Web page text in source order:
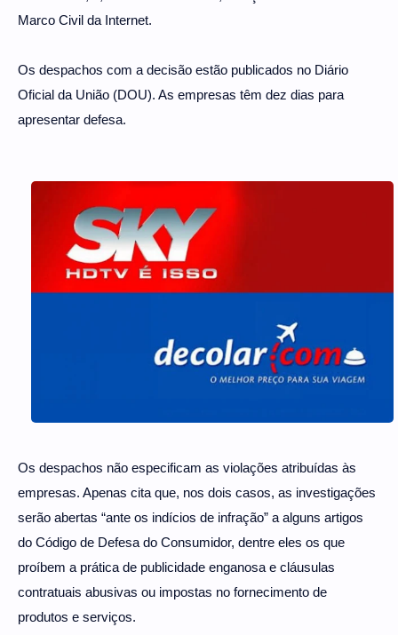
Marco Civil da Internet.
Os despachos com a decisão estão publicados no Diário
Oficial da União (DOU). As empresas têm dez dias para
apresentar defesa.
Os despachos não especificam as violações atribuídas às
empresas. Apenas cita que, nos dois casos, as investigações
serão abertas “ante os indícios de infração” a alguns artigos
do Código de Defesa do Consumidor, dentre eles os que
proíbem a prática de publicidade enganosa e cláusulas
contratuais abusivas ou impostas no fornecimento de
produtos e serviços.